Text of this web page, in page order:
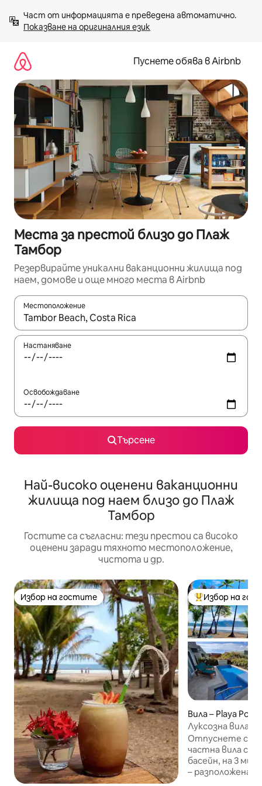
към
съдържанието
Показване на оригиналния език
Пуснете обява в Airbnb
Места за престой близо до Плаж
Тамбор
Резервирайте уникални ваканционни жилища под
наем, домове и още много места в Airbnb
Местоположение
Когато резултатите се покажат, използвайте
Настаняване
Освобождаване
Търсене
Най-високо оценени ваканционни
жилища под наем близо до Плаж
Тамбор
Гостите са съгласни: тези престои са високо
оценени заради тяхното местоположение,
чистота и др.
Избор на гостите
Избор на гостите Най-популярен
Избор на
Вила – Playa
Луксозна вила
басейн | 3
Отпуснете се в
частна вила
басейн, на 3
– разположена